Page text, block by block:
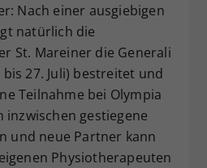
Nach einer ausgiebigen
natürlich die
St. Mareiner die Generali
27. Juli) bestreitet und
Teilnahme bei Olympia
inzwischen gestiegene
und neue Partner kann
Physiotherapeuten